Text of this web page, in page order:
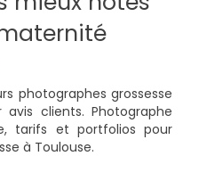
photographes grossesse
clients. Photographe
tarifs et portfolios pour
à Toulouse.